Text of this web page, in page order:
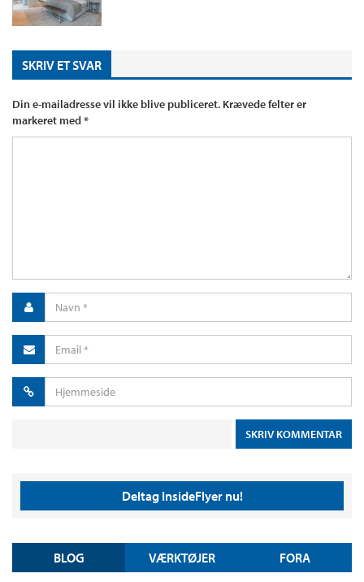
SKRIV ET SVAR
Din e-mailadresse vil ikke blive publiceret. Krævede felter er
markeret med*
Deltag InsideFlyer nu!
BLOG VÆRKTØJER FORA